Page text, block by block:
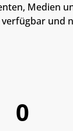
Medien
und
0